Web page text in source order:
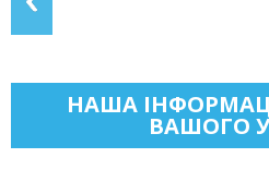
НАША
ВАШОГО